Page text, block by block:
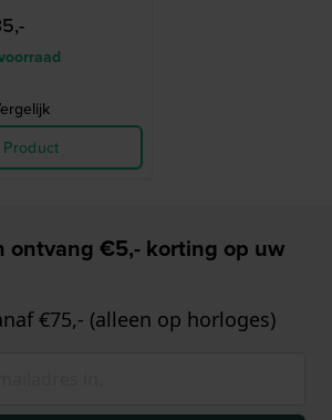
ontvang €5,- korting op uw
€75,- (alleen op horloges)